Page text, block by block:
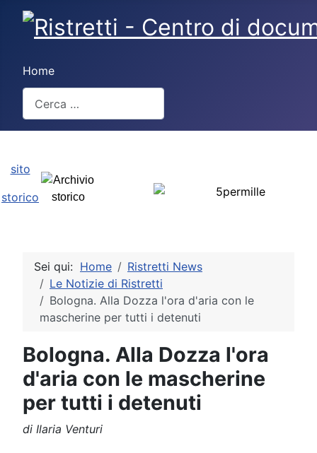
Home
Type 2 or more characters for results.
sito
storico
Sei qui: Home
Ristretti News
Le Notizie di Ristretti
Bologna. Alla Dozza l'ora d'aria con le
mascherine per tutti i detenuti
Bologna. Alla Dozza l'ora
d'aria con le mascherine
per tutti i detenuti
di Ilaria Venturi